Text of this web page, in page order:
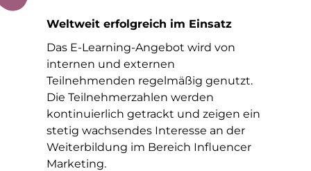
Weltweit erfolgreich im Einsatz
Das E-Learning-Angebot wird von
internen und externen
Teilnehmenden regelmäßig genutzt.
Die Teilnehmerzahlen werden
kontinuierlich getrackt und zeigen ein
stetig wachsendes Interesse an der
Weiterbildung im Bereich Influencer
Marketing.